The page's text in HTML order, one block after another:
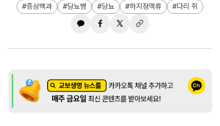
증상백과 당뇨병 당뇨 하지정맥류 다리 쥐